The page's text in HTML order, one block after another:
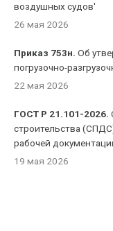
воздушных судов'
26 мая 2026
Приказ 753н. Об
погрузочно-
22 мая 2026
ГОСТ Р 21.101-2026.
строительства
рабочей
19 мая 2026